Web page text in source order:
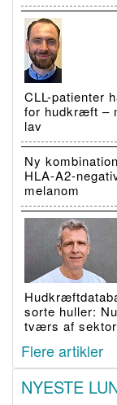
CLL-patienter
for hudkræft –
lav
Ny
HLA-A2-
melanom
sorte huller:
tværs af
Flere artikler
NYESTE